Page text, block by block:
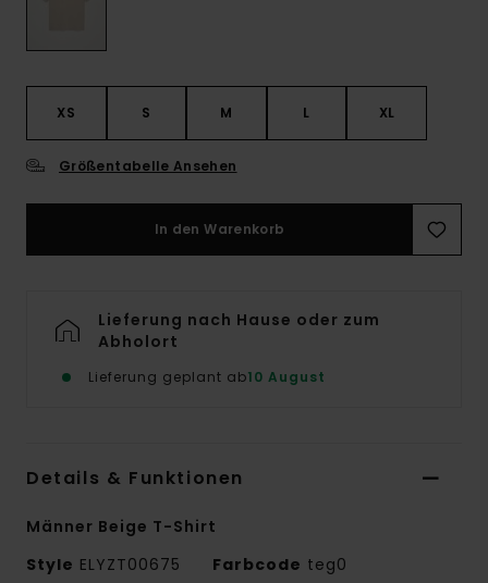
XS S M L XL
Größentabelle Ansehen
In den Warenkorb
Lieferung nach Hause oder zum
Abholort
Lieferung geplant ab10 August
Details & Funktionen
Männer Beige T-Shirt
Style ELYZT00675 Farbcode teg0